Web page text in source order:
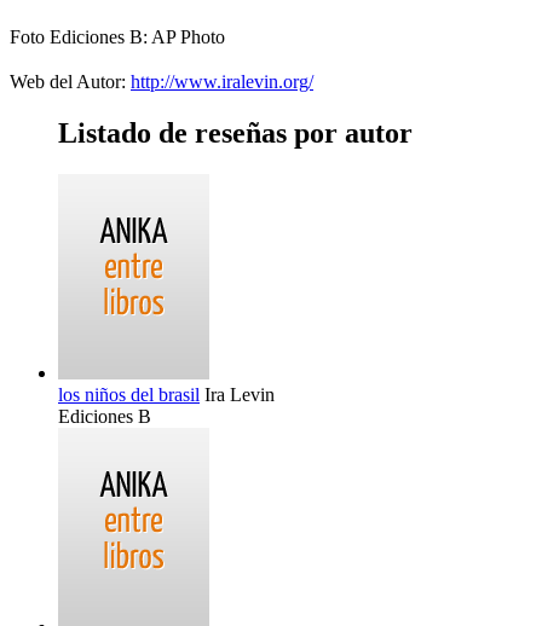
Foto Ediciones B: AP Photo
Web del Autor: http://www.iralevin.org/
Listado de reseñas por autor
los niños del brasil Ira Levin
Ediciones B